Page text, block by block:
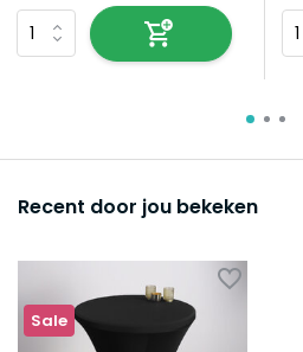
Recent door jou bekeken
Sale